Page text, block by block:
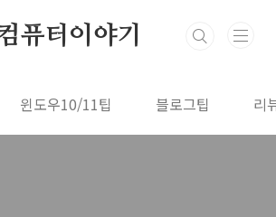
퓨터이야기
윈도우10/11팁 블로그팁 리